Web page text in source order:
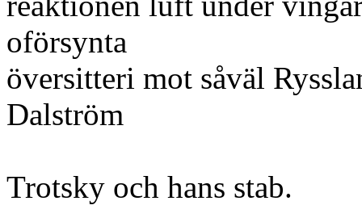
oförsynta
översitteri mot såväl
Dalström
Trotsky och hans stab.